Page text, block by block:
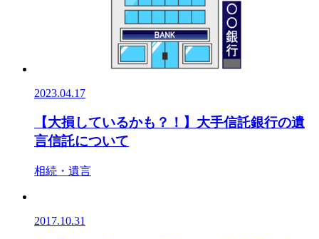
2023.04.17
【大損しているかも？！】大手信託銀行の遺
言信託について
相続・遺言
2017.10.31